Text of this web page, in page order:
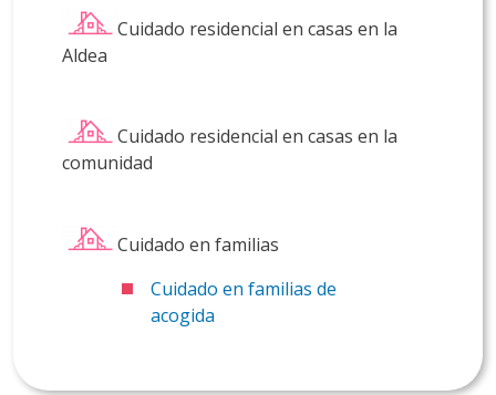
Cuidado residencial en casas en la
Aldea
Cuidado residencial en casas en la
comunidad
Cuidado en familias
Cuidado en familias de
acogida